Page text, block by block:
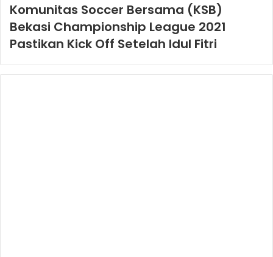
Komunitas Soccer Bersama (KSB)
Bekasi Championship League 2021
Pastikan Kick Off Setelah Idul Fitri